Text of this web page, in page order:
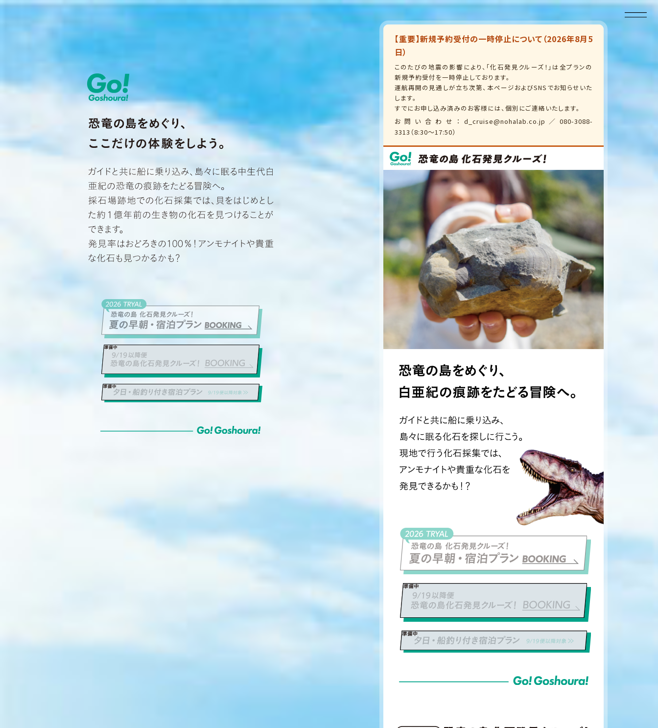
【重要】新規予約受付の一時停止について（2026年8月5
日）
このたびの地震の影響により、「化石発見クルーズ！」は全プランの
新規予約受付を一時停止しております。
運航再開の見通しが立ち次第、本ページおよびSNSでお知らせいた
します。
すでにお申し込み済みのお客様には、個別にご連絡いたします。
お問い合わせ：d_cruise@nohalab.co.jp／080-3088-
3313（8:30〜17:50）